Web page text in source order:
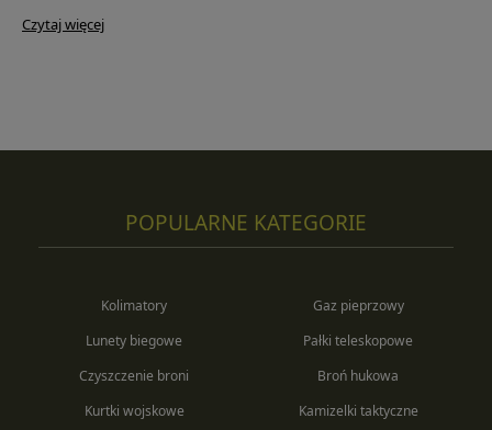
Czytaj więcej
POPULARNE KATEGORIE
Kolimatory
Lunety biegowe
Czyszczenie broni
Gaz pieprzowy
Pałki teleskopowe
Broń hukowa
Kurtki wojskowe
Kamizelki taktyczne